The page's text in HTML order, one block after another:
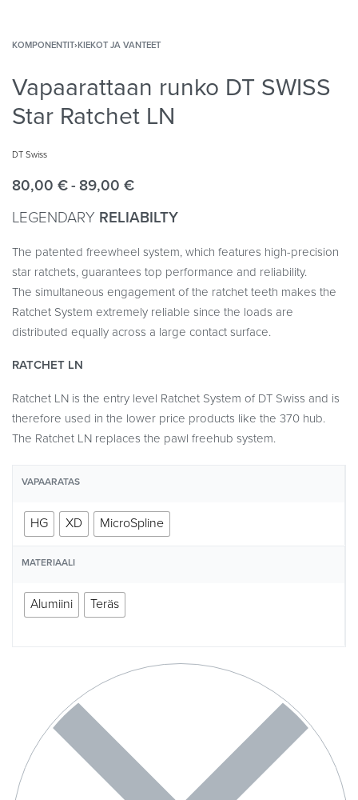
KOMPONENTIT›KIEKOT JA VANTEET
Vapaarattaan runko DT SWISS
Star Ratchet LN
DT Swiss
80,00 € 89,00 €
LEGENDARY RELIABILTY
The patented freewheel system, which features high-precision
star ratchets, guarantees top performance and reliability.
The simultaneous engagement of the ratchet teeth makes the
Ratchet System extremely reliable since the loads are
distributed equally across a large contact surface.
RATCHET LN
Ratchet LN is the entry level Ratchet System of DT Swiss and is
therefore used in the lower price products like the 370 hub.
The Ratchet LN replaces the pawl freehub system.
VAPAARATAS
HG XD MicroSpline
MATERIAALI
Alumiini Teräs